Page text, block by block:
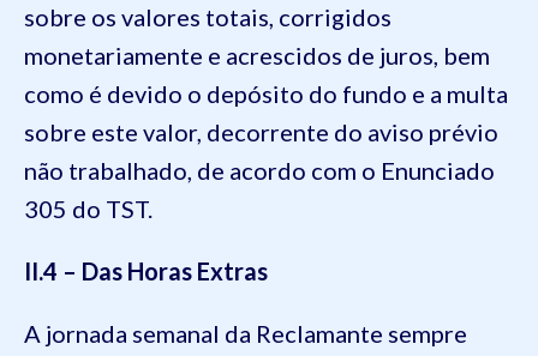
sobre os valores totais, corrigidos
monetariamente e acrescidos de juros, bem
como é devido o depósito do fundo e a multa
sobre este valor, decorrente do aviso prévio
não trabalhado, de acordo com o Enunciado
305 do TST.
II.4 – Das Horas Extras
A jornada semanal da Reclamante sempre